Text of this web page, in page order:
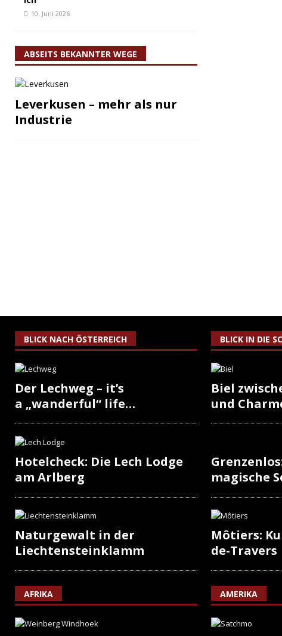
10. Juni 2026
ABSEITS BEKANNTER WEGE
Leverkusen – mehr als nur
Industrie
BLICK NACH ÖSTERREICH
Der Lechweg – it’s
a „wanderful“ life…
Hotelcheck: Die Lech Lodge
am Arlberg
Naturgewalt in der
Liechtensteinklamm
AFRIKA
BLICK IN DIE
Biel
und
magische
Môtiers:
de-Travers
AMERIKA